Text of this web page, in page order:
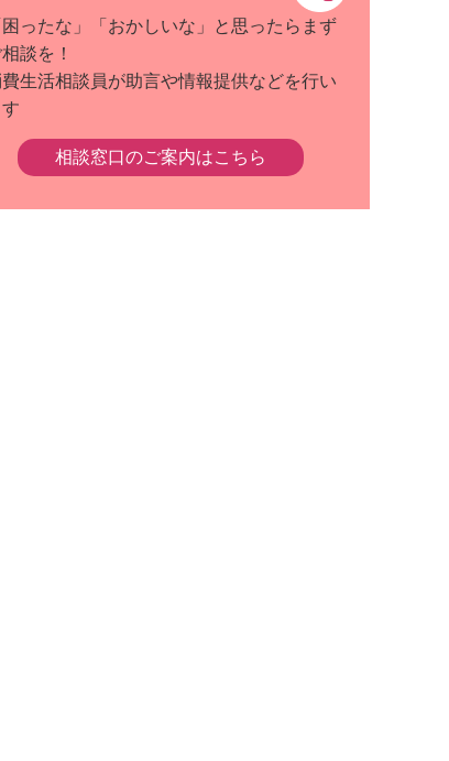
困ったな」「おかしいな」と思ったらまず
談を！
生活相談員が助言や情報提供などを行い
す
相談窓口のご案内はこちら